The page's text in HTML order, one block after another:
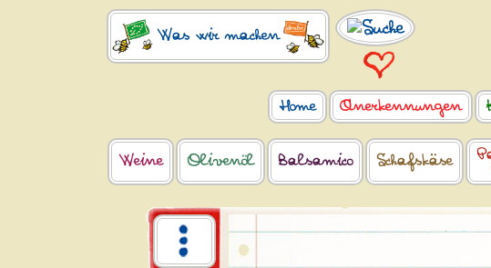
Was wir machen
Home Anerkennungen
Weine Olivenöl Balsamico Schafskäse